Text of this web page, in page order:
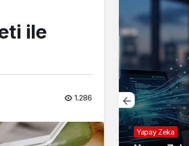
ile
1.286
Yapay Zeka